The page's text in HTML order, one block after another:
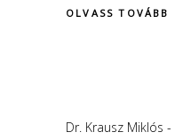
OLVASS TOVÁBB
Dr. Krausz Miklós